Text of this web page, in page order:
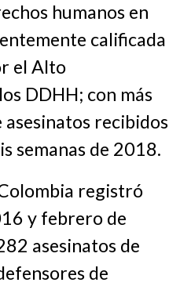
humanos en
calificada
el Alto
DDHH; con más
recibidos
semanas de 2018.
registró
y febrero de
asesinatos de
de